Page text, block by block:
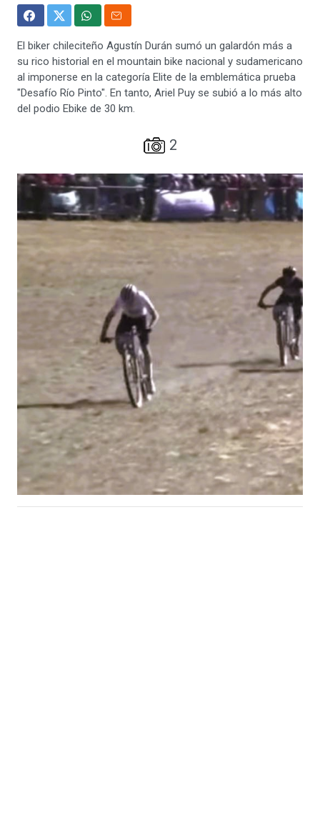
El biker chileciteño Agustín Durán sumó un galardón más a
su rico historial en el mountain bike nacional y sudamericano
al imponerse en la categoría Elite de la emblemática prueba
"Desafío Río Pinto". En tanto, Ariel Puy se subió a lo más alto
del podio Ebike de 30 km.
2